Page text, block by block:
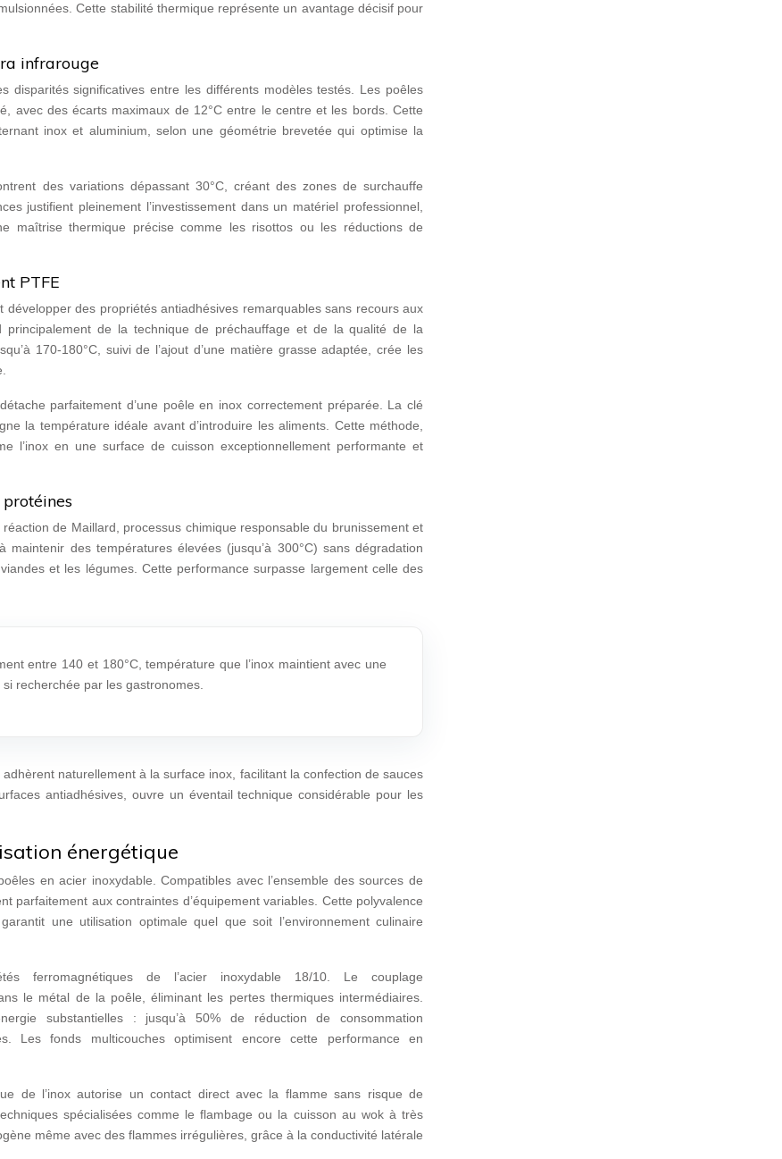
Cette stabilité thermique représente un avantage décisif pour
infrarouge
disparités significatives entre les différents modèles testés. Les poêles
avec des écarts maximaux de 12°C entre le centre et les bords. Cette
inox et aluminium, selon une géométrie brevetée qui optimise la
des variations dépassant 30°C, créant des zones de surchauffe
justifient pleinement l’investissement dans un matériel professionnel,
maîtrise thermique précise comme les risottos ou les réductions de
PTFE
des propriétés antiadhésives remarquables sans recours aux
principalement de la technique de préchauffage et de la qualité de la
170-180°C, suivi de l’ajout d’une matière grasse adaptée, crée les
parfaitement d’une poêle en inox correctement préparée. La clé
la température idéale avant d’introduire les aliments. Cette méthode,
l’inox en une surface de cuisson exceptionnellement performante et
de Maillard, processus chimique responsable du brunissement et
des températures élevées (jusqu’à 300°C) sans dégradation
et les légumes. Cette performance surpasse largement celle des
entre 140 et 180°C, température que l’inox maintient avec une
recherchée par les gastronomes.
naturellement à la surface inox, facilitant la confection de sauces
antiadhésives, ouvre un éventail technique considérable pour les
énergétique
en acier inoxydable. Compatibles avec l’ensemble des sources de
parfaitement aux contraintes d’équipement variables. Cette polyvalence
une utilisation optimale quel que soit l’environnement culinaire
ferromagnétiques de l’acier inoxydable 18/10. Le couplage
le métal de la poêle, éliminant les pertes thermiques intermédiaires.
substantielles : jusqu’à 50% de réduction de consommation
Les fonds multicouches optimisent encore cette performance en
de l’inox autorise un contact direct avec la flamme sans risque de
spécialisées comme le flambage ou la cuisson au wok à très
même avec des flammes irrégulières, grâce à la conductivité latérale